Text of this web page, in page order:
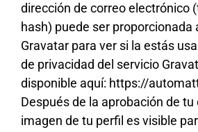
dirección de correo electrónico
hash) puede ser proporcionada
Gravatar para ver si la estás
de privacidad del servicio
disponible aquí: https://
Después de la aprobación de
imagen de tu perfil es visible